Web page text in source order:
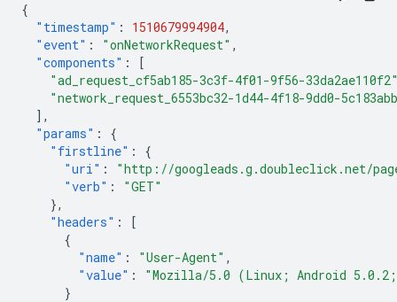
{
"timestamp" : 1510679994904,
"event" : "onNetworkRequest" ,
"components" :
[
"ad_request_cf5ab185-3c3f-4f01-9f56-
"network_request_6553bc32-1d44-4f18-9dd0-
],
"params" :
{
"firstline" :
{
"uri" :
"http://googleads.g.doubleclick.net/
"verb" :
"GET"
},
"headers" :
[
{
"name" : "User-Agent" ,
"value" :
"Mozilla/5.0 (Linux; Android
}